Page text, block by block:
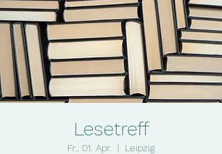
Lesetreff
Fr., 01. Apr.
  |
Leipzig